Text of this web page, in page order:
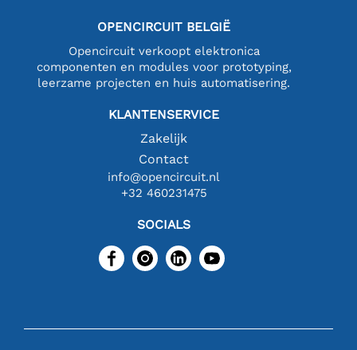
OPENCIRCUIT BELGIË
Opencircuit verkoopt elektronica
componenten en modules voor prototyping,
leerzame projecten en huis automatisering.
KLANTENSERVICE
Zakelijk
Contact
info@opencircuit.nl
+32 460231475
SOCIALS